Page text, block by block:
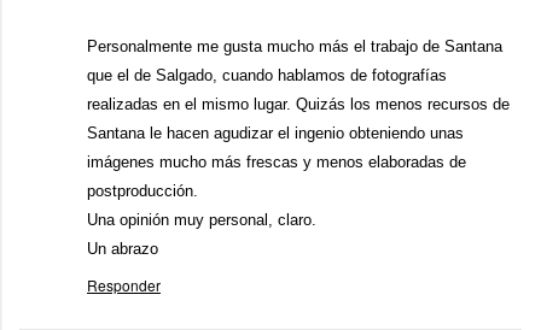
Personalmente me gusta mucho más el trabajo de Santana
que el de Salgado, cuando hablamos de fotografías
realizadas en el mismo lugar. Quizás los menos recursos de
Santana le hacen agudizar el ingenio obteniendo unas
imágenes mucho más frescas y menos elaboradas de
postproducción.
Una opinión muy personal, claro.
Un abrazo
Responder